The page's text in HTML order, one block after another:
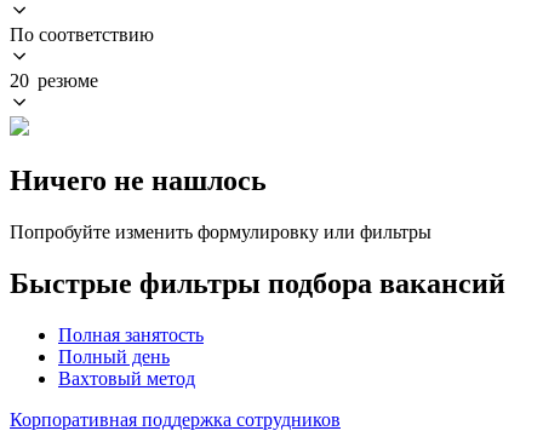
По соответствию
20 резюме
Ничего не нашлось
Попробуйте изменить формулировку или фильтры
Быстрые фильтры подбора вакансий
Полная занятость
Полный день
Вахтовый метод
Корпоративная поддержка сотрудников